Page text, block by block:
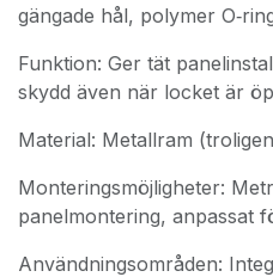
gängade hål, polymer
Funktion: Ger tät
skydd även när locket är
Material: Metallram
Monteringsmöjligheter:
panelmontering, anpassat
Användningsområden: